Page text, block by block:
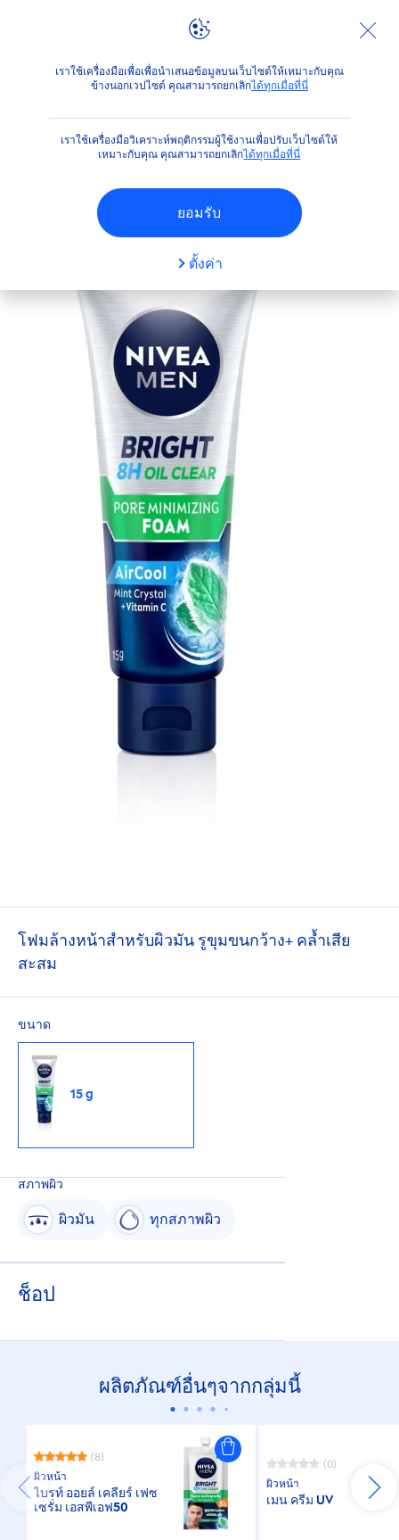
เราใช้เครื่องมือเพื่อเพื่อนำเสนอข้อมูลบนเว็บไซต์ให้เหมาะกับคุณ
ข้างนอกเวปไซต์ คุณสามารถยกเลิกได้ทุกเมื่อที่นี่
เราใช้เครื่องมือวิเคราะห์พฤติกรรมผู้ใช้งานเพื่อปรับเว็บไซต์ให้
เหมาะกับคุณ คุณสามารถยกเลิกได้ทุกเมื่อที่นี่
ยอมรับ
ตั้งค่า
ผลิตภัณฑ์ สำหรับผู้ชาย ผิวหน้า ทำความสะอาดผิวหน้า
(2)
ไบรท์ ออยล์ เคลียร์ เฟซ โฟม
โฟมล้างหน้าสำหรับผิวมัน รูขุมขนกว้าง+ คล้ำเสีย
สะสม
ขนาด
15 g
สภาพผิว
ผิวมัน ทุกสภาพผิว
ช็อป
ผลิตภัณฑ์อื่นๆจากกลุ่มนี้
(8)
ผิวหน้า
ไบรท์ ออยล์ เคลียร์ เฟซ
เซรั่ม เอสพีเอฟ50
(0)
ผิวหน้า
เมน ครีม UV